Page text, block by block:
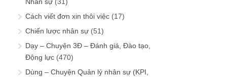
Cách viết đơn xin thôi việc (17)
Chiến lược nhân sự (51)
Dạy – Chuyện 3Đ – Đánh giá, Đào tạo,
Động lực (470)
Dùng – Chuyện Quản lý nhân sự (KPI,